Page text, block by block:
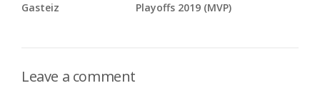
Gasteiz
Playoffs 2019 (MVP)
Leave a comment